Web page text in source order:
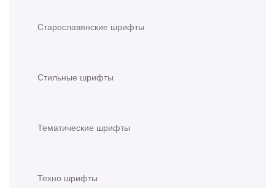
Старославянские шрифты
Стильные шрифты
Тематические шрифты
Техно шрифты